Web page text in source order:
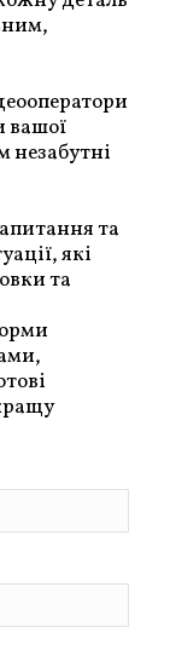
вашої
незабутні
та
які
та